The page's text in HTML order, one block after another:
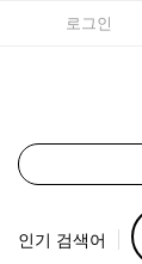
로그인
인기 검색어